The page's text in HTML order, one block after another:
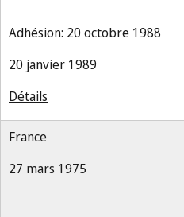
Adhésion: 20 octobre 1988
20 janvier 1989
Détails
France
27 mars 1975